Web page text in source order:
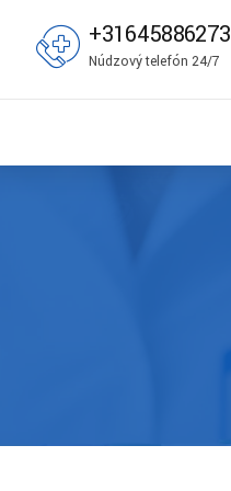
+31645886273
Núdzový telefón 24/7